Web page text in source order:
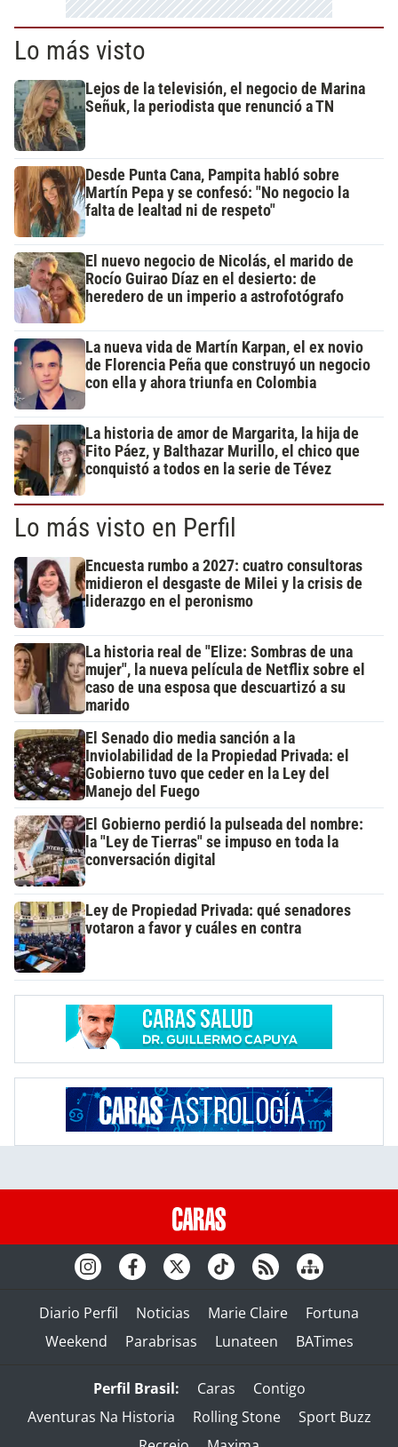
Lo más visto
Lejos de la televisión, el negocio de Marina
Señuk, la periodista que renunció a TN
Desde Punta Cana, Pampita habló sobre
Martín Pepa y se confesó: "No negocio la
falta de lealtad ni de respeto"
El nuevo negocio de Nicolás, el marido de
Rocío Guirao Díaz en el desierto: de
heredero de un imperio a astrofotógrafo
La nueva vida de Martín Karpan, el ex novio
de Florencia Peña que construyó un negocio
con ella y ahora triunfa en Colombia
La historia de amor de Margarita, la hija de
Fito Páez, y Balthazar Murillo, el chico que
conquistó a todos en la serie de Tévez
Lo más visto en Perfil
Encuesta rumbo a 2027: cuatro consultoras
midieron el desgaste de Milei y la crisis de
liderazgo en el peronismo
La historia real de "Elize: Sombras de una
mujer", la nueva película de Netflix sobre el
caso de una esposa que descuartizó a su
marido
El Senado dio media sanción a la
Inviolabilidad de la Propiedad Privada: el
Gobierno tuvo que ceder en la Ley del
Manejo del Fuego
El Gobierno perdió la pulseada del nombre:
la "Ley de Tierras" se impuso en toda la
conversación digital
Ley de Propiedad Privada: qué senadores
votaron a favor y cuáles en contra
Diario Perfil Noticias Marie Claire
Fortuna
Weekend
Parabrisas Lunateen BATimes
Perfil Brasil: Caras
Contigo
Aventuras Na Historia
Rolling Stone
Sport Buzz